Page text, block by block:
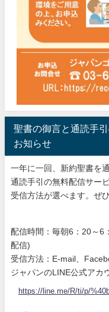
聖書の御言と通読手
お知らせ
一年に一回、新約聖書を
通読手引の無料配信サー
受信方法が選べます。ぜ
配信時間：毎朝6：20～6
配信)
受信方法：E-mail、
ジャパンのLINE公式アカ
https://line.me/R/ti/p/